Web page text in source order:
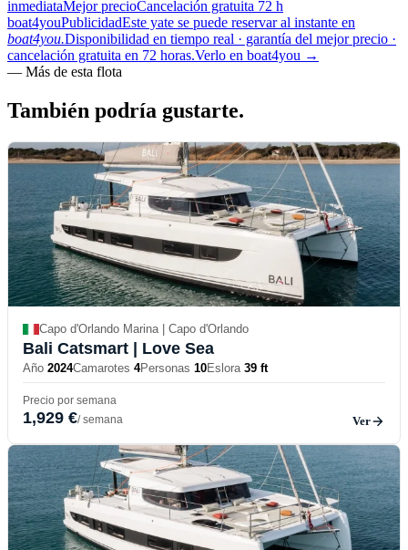
inmediataMejor precioCancelación gratuita 72 h
boat4youPublicidadEste yate se puede reservar al instante en
boat4you.Disponibilidad en tiempo real · garantía del mejor precio ·
cancelación gratuita en 72 horas.Verlo en boat4you →
— Más de esta flota
También podría gustarte.
Capo d'Orlando Marina | Capo d'Orlando
Bali Catsmart | Love Sea
Año 2024Camarotes 4Personas 10Eslora 39 ft
Precio por semana
1,929 €/ semana Ver